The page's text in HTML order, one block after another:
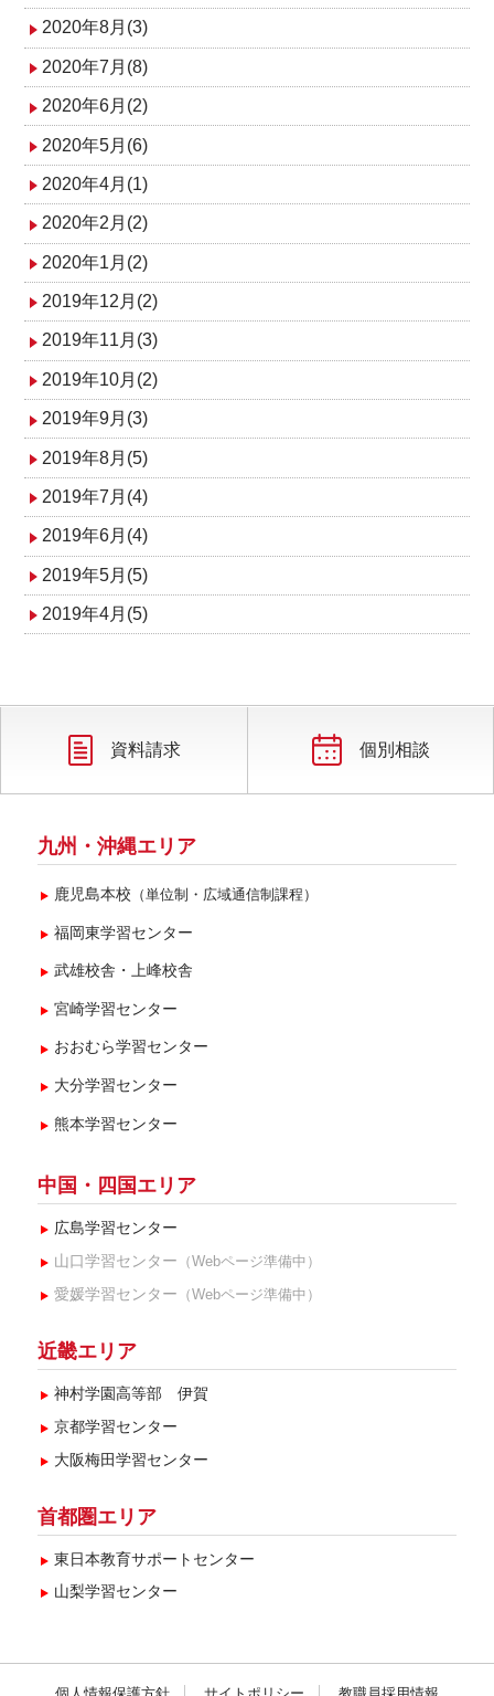
2020年8月(3)
2020年7月(8)
2020年6月(2)
2020年5月(6)
2020年4月(1)
2020年2月(2)
2020年1月(2)
2019年12月(2)
2019年11月(3)
2019年10月(2)
2019年9月(3)
2019年8月(5)
2019年7月(4)
2019年6月(4)
2019年5月(5)
2019年4月(5)
資料請求 個別相談
九州・沖縄エリア
鹿児島本校 （単位制・広域通信制課程）
福岡東学習センター
武雄校舎・上峰校舎
宮崎学習センター
おおむら学習センター
大分学習センター
熊本学習センター
中国・四国エリア
広島学習センター
山口学習センター （Webページ準備中）
愛媛学習センター （Webページ準備中）
近畿エリア
神村学園高等部 伊賀
京都学習センター
大阪梅田学習センター
首都圏エリア
東日本教育サポートセンター
山梨学習センター